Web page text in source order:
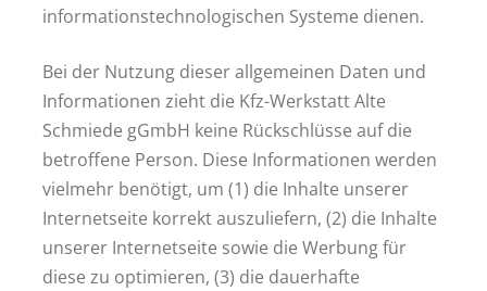
informationstechnologischen Systeme dienen.
Bei der Nutzung dieser allgemeinen Daten und
Informationen zieht die Kfz-Werkstatt Alte
Schmiede gGmbH keine Rückschlüsse auf die
betroffene Person. Diese Informationen werden
vielmehr benötigt, um (1) die Inhalte unserer
Internetseite korrekt auszuliefern, (2) die Inhalte
unserer Internetseite sowie die Werbung für
diese zu optimieren, (3) die dauerhafte